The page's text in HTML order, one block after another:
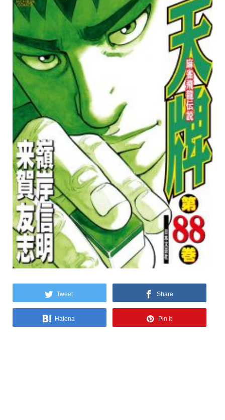
Tweet Share
Hatena Pin it